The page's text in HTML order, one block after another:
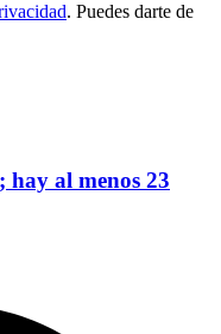
. Puedes darte de
hay al menos 23